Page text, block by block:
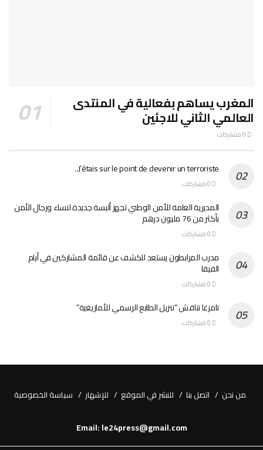
المغرب يساهم بفعالية في المنتدى
العالمي الثاني للاجئين
J’étais sur le point de devenir un terroriste..
المديرية العامة للأمن الوطني تجهز ألبسة جديدة لنساء ورجال الأمن
بأكثر من 76 مليون درهم
مدرب المرابطون يستعد للكشف عن قائمة المشاركين في أيام
الفيفا
تامزغا تناقش “تنزيل الطابع الرسمي للأمازيغية”
من نحن اتصل بنا للنشر في الموقع للإشهار سياسة الخصوصية
Email: le24press@gmail.com